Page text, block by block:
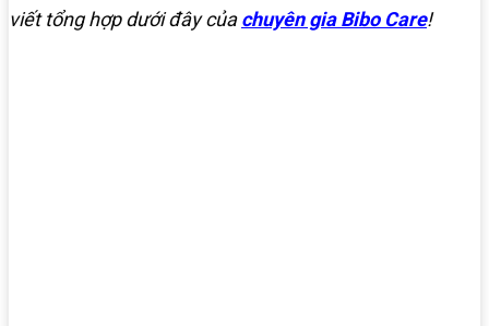
viết tổng hợp dưới đây củachuyên gia Bibo Care!